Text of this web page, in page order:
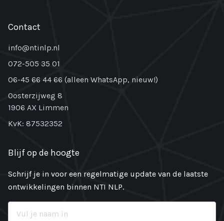
Contact
info@ntinlp.nl
072-505 35 01
06-45 66 44 66 (alleen WhatsApp, nieuw!)
Oosterzijweg 8
1906 AX Limmen
KvK: 87532352
Blijf op de hoogte
Schrijf je in voor een regelmatige update van de laatste
ontwikkelingen binnen NTI NLP.